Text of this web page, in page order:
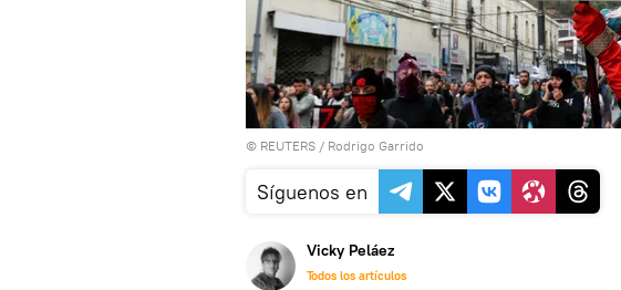
© REUTERS / Rodrigo Garrido
Síguenos en
Vicky Peláez
Todos los artículos